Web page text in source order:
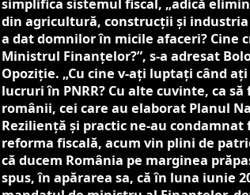
simplifica sistemul fiscal, „adică
din agricultură, construcţii şi industria
a dat domnilor în micile afaceri? Cine
Ministrul Finanţelor?”, s-a adresat
Opoziție. „Cu cine v-aţi luptaţi când
lucruri în PNRR? Cu alte cuvinte, ca
românii, cei care au elaborat Planul
Rezilienţă şi practic ne-au condamnat
reforma fiscală, acum vin plini de
că ducem România pe marginea
spus, în apărarea sa, că în luna iunie